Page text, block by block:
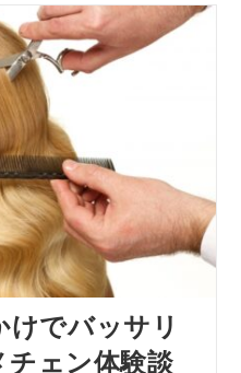
でバッサリ
ェン体験談